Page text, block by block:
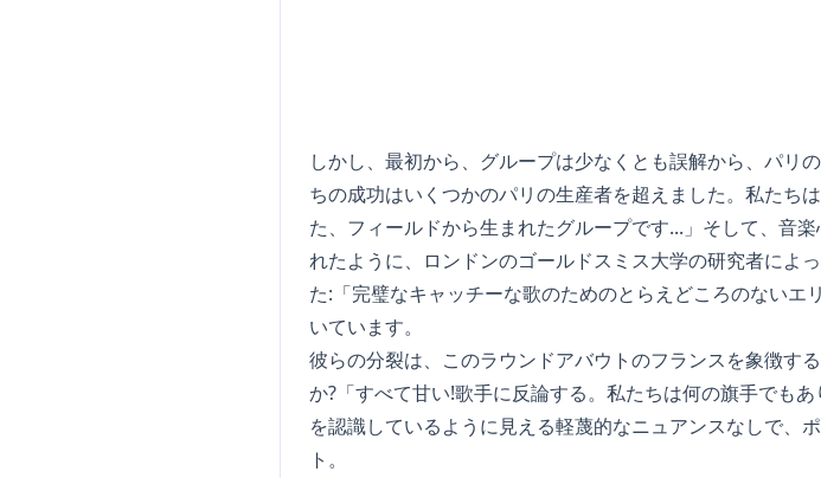
しかし、最初から、グループは少なくとも誤解から、パリ
ちの成功はいくつかのパリの生産者を超えました。私たち
た、フィールドから生まれたグループです...」そして、音
れたように、ロンドンのゴールドスミス大学の研究者によ
た:「完璧なキャッチーな歌のためのとらえどころのない
いています。
彼らの分裂は、このラウンドアバウトのフランスを象徴す
か?「すべて甘い!歌手に反論する。私たちは何の旗手でも
を認識しているように見える軽蔑的なニュアンスなしで、
ト。